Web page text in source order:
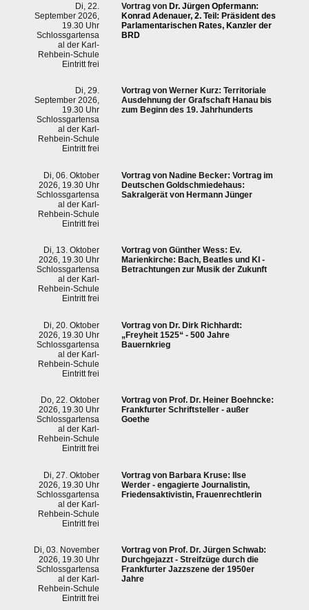
Di, 22.
September 2026,
19.30 Uhr
Schlossgartensa
al der Karl-
Rehbein-Schule
Eintritt frei
Vortrag von Dr. Jürgen Opfermann:
Konrad Adenauer, 2. Teil: Präsident des
Parlamentarischen Rates, Kanzler der
BRD
Di, 29.
September 2026,
19.30 Uhr
Schlossgartensa
al der Karl-
Rehbein-Schule
Eintritt frei
Vortrag von Werner Kurz: Territoriale
Ausdehnung der Grafschaft Hanau bis
zum Beginn des 19. Jahrhunderts
Di, 06. Oktober
2026, 19.30 Uhr
Schlossgartensa
al der Karl-
Rehbein-Schule
Eintritt frei
Vortrag von Nadine Becker: Vortrag im
Deutschen Goldschmiedehaus:
Sakralgerät von Hermann Jünger
Di, 13. Oktober
2026, 19.30 Uhr
Schlossgartensa
al der Karl-
Rehbein-Schule
Eintritt frei
Vortrag von Günther Wess: Ev.
Marienkirche: Bach, Beatles und KI -
Betrachtungen zur Musik der Zukunft
Di, 20. Oktober
2026, 19.30 Uhr
Schlossgartensa
al der Karl-
Rehbein-Schule
Eintritt frei
Vortrag von Dr. Dirk Richhardt:
„Freyheit 1525“ - 500 Jahre
Bauernkrieg
Do, 22. Oktober
2026, 19.30 Uhr
Schlossgartensa
al der Karl-
Rehbein-Schule
Eintritt frei
Vortrag von Prof. Dr. Heiner Boehncke:
Frankfurter Schriftsteller - außer
Goethe
Di, 27. Oktober
2026, 19.30 Uhr
Schlossgartensa
al der Karl-
Rehbein-Schule
Eintritt frei
Vortrag von Barbara Kruse: Ilse
Werder - engagierte Journalistin,
Friedensaktivistin, Frauenrechtlerin
Di, 03. November
2026, 19.30 Uhr
Schlossgartensa
al der Karl-
Rehbein-Schule
Eintritt frei
Vortrag von Prof. Dr. Jürgen Schwab:
Durchgejazzt - Streifzüge durch die
Frankfurter Jazzszene der 1950er
Jahre